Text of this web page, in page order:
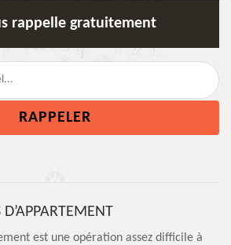
rappelle gratuitement
est une opération assez difficile à